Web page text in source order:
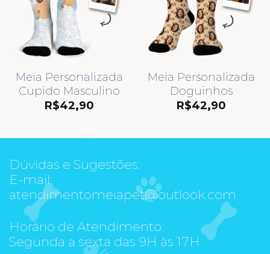
Meia Personalizada
Cupido Masculino
R$42,90
Meia Personalizada
Doguinhos
R$42,90
Dúvidas e Sugestões:
E-mail:
atendimentomeiapet@outlook.com
Horário de Atendimento:
Segunda a sexta das 9H às 17H